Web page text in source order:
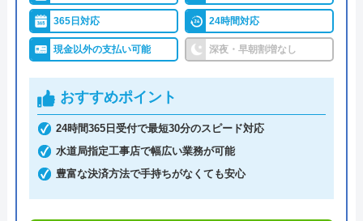
男性社員の対応は最悪です。社員としての給
与の低さと加盟店の会社の利益と、比較され
て嫌味を言ってくる始末でした。今でも残存
してる加盟店同士も含め陰口言いまくってま
す。 お陰様で、他社と連携して自社集客も
安定して早や3年。安定集客万歳です🙌 手数
料率で悩む加盟店さん、早く見切りと付ける
ことをお勧めします。協力し合いましょう！
調整作業のみであれば8,800円～と明朗会計。問い合
わせから見積もりまですべて無料でできるので、ま
日本全国の水トラブルに対応している水の生活救急
車はトイレのみならず洗面所やキッチン、お風呂な
どにも対応してくれる水まわりトラブル解決のスペ
365日対応 24時間対応
現金以外の支払い可能 深夜・早朝割増なし
おすすめポイント
24時間365日受付で最短30分のスピード対応
水道局指定工事店で幅広い業務が可能
豊富な決済方法で手持ちがなくても安心